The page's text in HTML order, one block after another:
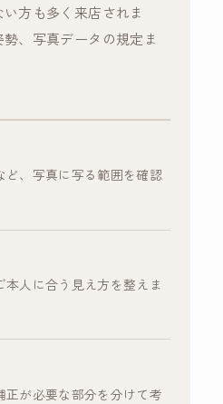
方も多く来店されま
、写真データの規定ま
ど、写真に写る範囲を確認
人に合う見え方を整えま
が必要な部分を分けて考